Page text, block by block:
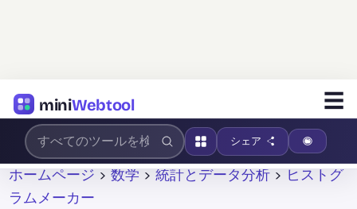
miniWebtool ☰
シェア
ホームページ >数学 >統計とデータ分析 > ヒストグ
ラムメーカー